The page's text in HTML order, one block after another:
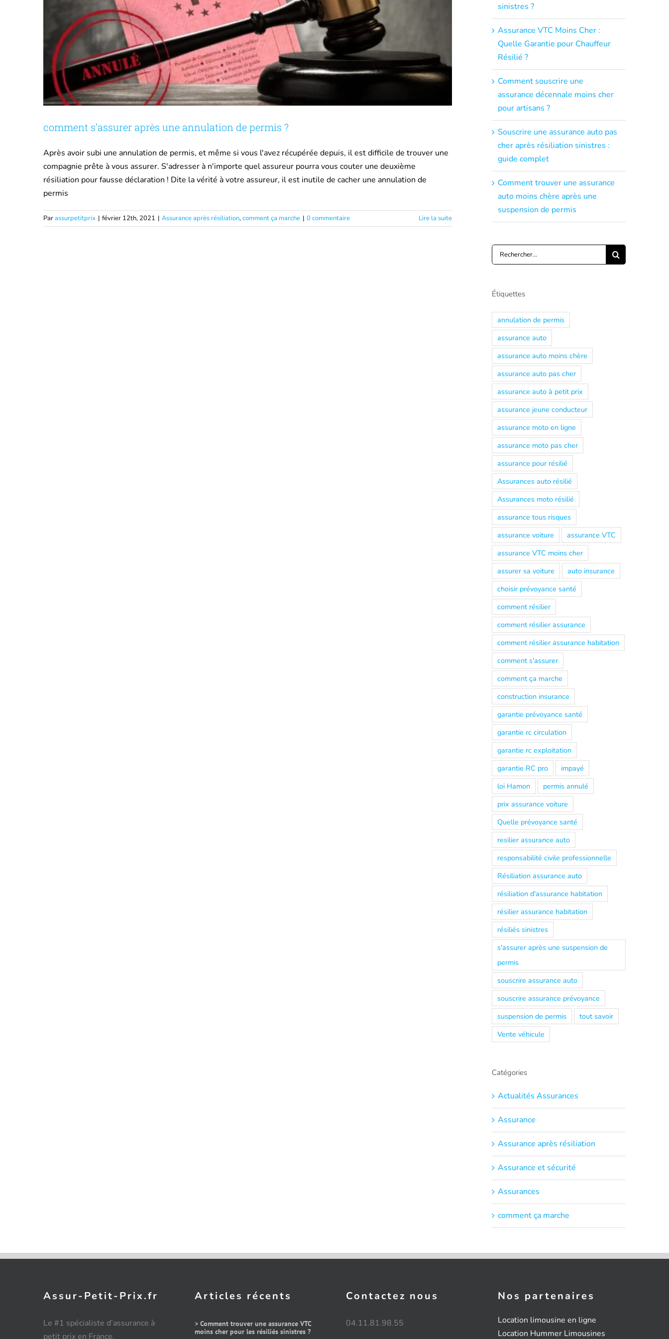
comment s’assurer après une annulation de permis ?
Après avoir subi une annulation de permis, et même si vous l'avez récupérée depuis, il est difficile de trouver une
compagnie prête à vous assurer. S'adresser à n'importe quel assureur pourra vous couter une deuxième
résiliation pour fausse déclaration ! Dite la vérité à votre assureur, il est inutile de cacher une annulation de
permis
Parassurpetitprix | février 12th, 2021 | Assurance après résiliation,comment ça marche | 0 commentaire Lire la suite
sinistres ?
Assurance VTC Moins Cher :
Quelle Garantie pour Chauffeur
Résilié ?
Comment souscrire une
assurance décennale moins cher
pour artisans ?
Souscrire une assurance auto pas
cher après résiliation sinistres :
guide complet
Comment trouver une assurance
auto moins chère après une
suspension de permis
Rechercher:
Étiquettes
annulation de permis
assurance auto
assurance auto moins chère
assurance auto pas cher
assurance auto à petit prix
assurance jeune conducteur
assurance moto en ligne
assurance moto pas cher
assurance pour résilié
Assurances auto résilié
Assurances moto résilié
assurance tous risques
assurance voiture
assurance VTC
assurance VTC moins cher
assurer sa voiture
auto insurance
choisir prévoyance santé
comment résilier
comment résilier assurance
comment résilier assurance habitation
comment s'assurer
comment ça marche
construction insurance
garantie prévoyance santé
garantie rc circulation
garantie rc exploitation
garantie RC pro
impayé
loi Hamon
permis annulé
prix assurance voiture
Quelle prévoyance santé
resilier assurance auto
responsabilité civile professionnelle
Résiliation assurance auto
résiliation d'assurance habitation
résilier assurance habitation
résiliés sinistres
s'assurer après une suspension de
permis
souscrire assurance auto
souscrire assurance prévoyance
suspension de permis
tout savoir
Vente véhicule
Catégories
Actualités Assurances
Assurance
Assurance après résiliation
Assurance et sécurité
Assurances
comment ça marche
Assur-Petit-Prix.fr
Le #1 spécialiste d’assurance à
petit prix en France.
Articles récents
> Comment trouver une assurance VTC
moins cher pour les résiliés sinistres ?
Contactez nous
04.11.81.98.55
Nos partenaires
Location limousine en ligne
Location Hummer Limousines